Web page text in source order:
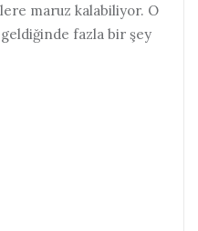
maruz kalabiliyor. O
fazla bir şey